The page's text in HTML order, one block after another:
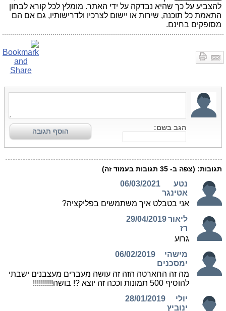
להצביע על כך שהיא נבדקה על ידי האתר. מומלץ לכל קורא לבחון
התאמת כל תוכנה, שירות או יישום לצרכיו ולדרישותיו, גם אם הם
מסופקים בחינם.